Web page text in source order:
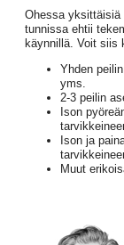
Ohessa
tunnissa ehtii
käynnillä. Voit siis
Yhden
yms.
2-3 peilin
Ison
Ison ja
Muut